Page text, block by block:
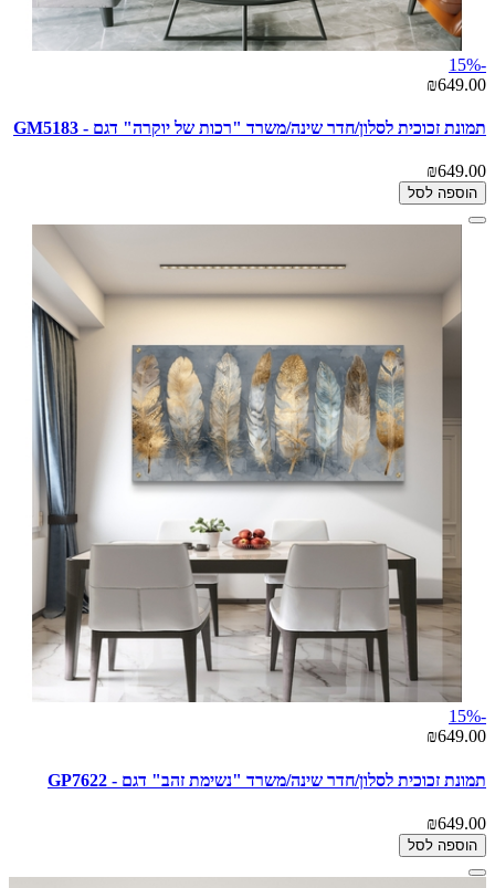
-15%
₪649.00
תמונת זכוכית לסלון/חדר שינה/משרד "רכות של יוקרה" דגם - GM5183
₪649.00
הוספה לסל
-15%
₪649.00
תמונת זכוכית לסלון/חדר שינה/משרד "נשימת זהב" דגם - GP7622
₪649.00
הוספה לסל